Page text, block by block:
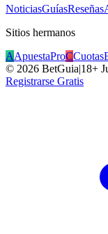
NoticiasGuíasReseñas
Sitios hermanos
AApuestaProC
© 2026 BetGuia|18+
Registrarse Gratis